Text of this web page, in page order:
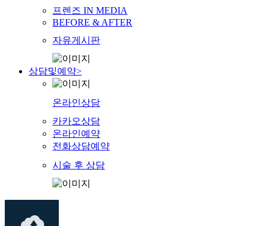
프렌즈 IN MEDIA
BEFORE & AFTER
자유게시판
상담및예약>
온라인상담
카카오상담
온라인예약
전화상담예약
시술 후 상담